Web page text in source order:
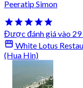
Peeratip Simon
Được đánh giá vào
White Lotus
(Hua Hin)